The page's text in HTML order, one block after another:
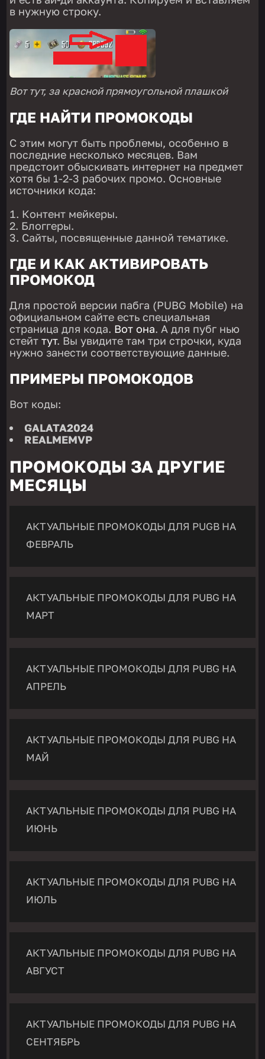
в нужную строку.
Вот тут, за красной прямоугольной плашкой
ГДЕ НАЙТИ ПРОМОКОДЫ
С этим могут быть проблемы, особенно в
последние несколько месяцев. Вам
предстоит обыскивать интернет на предмет
хотя бы 1-2-3 рабочих промо. Основные
источники кода:
Контент мейкеры.
Блоггеры.
Сайты, посвященные данной тематике.
ГДЕ И КАК АКТИВИРОВАТЬ
ПРОМОКОД
Для простой версии пабга (PUBG Mobile) на
официальном сайте есть специальная
страница для кода. Вот она. А для пубг нью
стейттут. Вы увидите там три строчки, куда
нужно занести соответствующие данные.
ПРИМЕРЫ ПРОМОКОДОВ
Вот коды:
GALATA2024
REALMEMVP
ПРОМОКОДЫ ЗА ДРУГИЕ
МЕСЯЦЫ
АКТУАЛЬНЫЕ ПРОМОКОДЫ ДЛЯ PUGB НА
ФЕВРАЛЬ
АКТУАЛЬНЫЕ ПРОМОКОДЫ ДЛЯ PUBG НА
МАРТ
АКТУАЛЬНЫЕ ПРОМОКОДЫ ДЛЯ PUBG НА
АПРЕЛЬ
АКТУАЛЬНЫЕ ПРОМОКОДЫ ДЛЯ PUBG НА
МАЙ
АКТУАЛЬНЫЕ ПРОМОКОДЫ ДЛЯ PUBG НА
ИЮНЬ
АКТУАЛЬНЫЕ ПРОМОКОДЫ ДЛЯ PUBG НА
ИЮЛЬ
АКТУАЛЬНЫЕ ПРОМОКОДЫ ДЛЯ PUBG НА
АВГУСТ
АКТУАЛЬНЫЕ ПРОМОКОДЫ ДЛЯ PUBG НА
СЕНТЯБРЬ